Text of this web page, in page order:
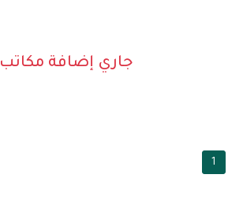
جاري إضافة مكاتب
1